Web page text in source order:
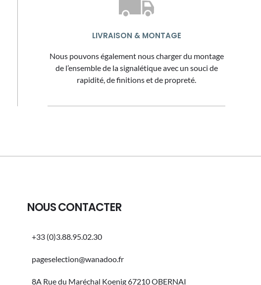
LIVRAISON & MONTAGE
Nous pouvons également nous charger du montage
de l’ensemble de la signalétique avec un souci de
rapidité, de finitions et de propreté.
NOUS CONTACTER
+33 (0)3.88.95.02.30
pageselection@wanadoo.fr
8A Rue du Maréchal Koenig 67210 OBERNAI